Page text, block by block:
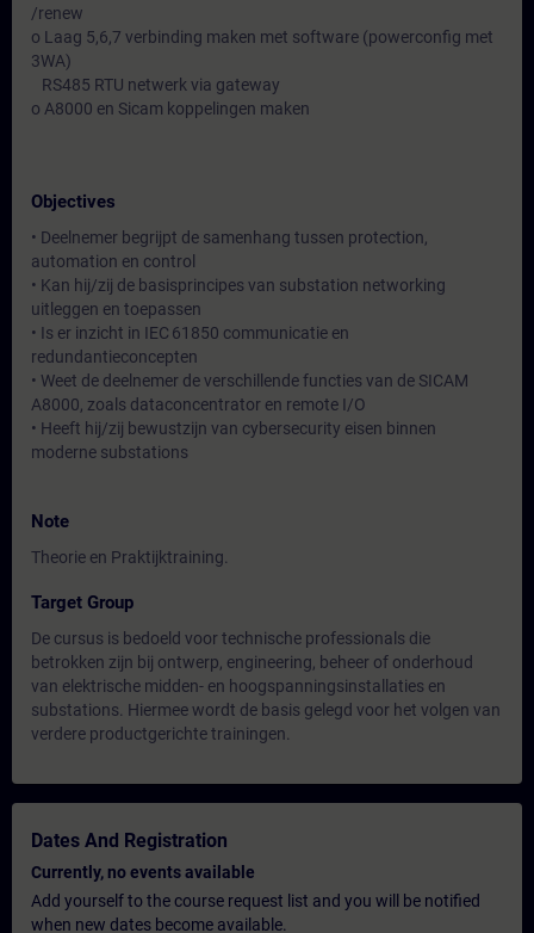
/renew
o Laag 5,6,7 verbinding maken met software (powerconfig met
3WA)
RS485 RTU netwerk via gateway
o A8000 en Sicam koppelingen maken
Objectives
• Deelnemer begrijpt de samenhang tussen protection,
automation en control
• Kan hij/zij de basisprincipes van substation networking
uitleggen en toepassen
• Is er inzicht in IEC 61850 communicatie en
redundantieconcepten
• Weet de deelnemer de verschillende functies van de SICAM
A8000, zoals dataconcentrator en remote I/O
• Heeft hij/zij bewustzijn van cybersecurity eisen binnen
moderne substations
Note
Theorie en Praktijktraining.
Target Group
De cursus is bedoeld voor technische professionals die
betrokken zijn bij ontwerp, engineering, beheer of onderhoud
van elektrische midden- en hoogspanningsinstallaties en
substations. Hiermee wordt de basis gelegd voor het volgen van
verdere productgerichte trainingen.
Dates And Registration
Currently, no events available
Add yourself to the course request list and you will be notified
when new dates become available.